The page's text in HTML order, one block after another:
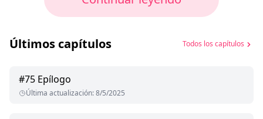
Últimos capítulos Todos los capítulos
#75 Epílogo
Última actualización:8/5/2025